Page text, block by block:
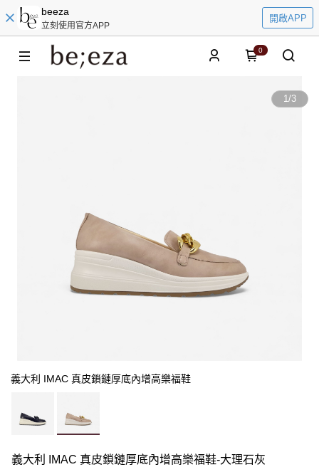
beeza
立刻使用官方APP
開啟APP
0
1/3
義大利 IMAC 真皮鎖鏈厚底內增高樂福鞋
義大利 IMAC 真皮鎖鏈厚底內增高樂福鞋-大理石灰